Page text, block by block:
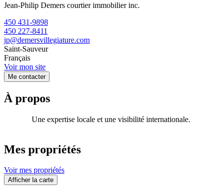
Jean-Philip Demers courtier immobilier inc.
450 431-9898
450 227-8411
jp@demersvillegiature.com
Saint-Sauveur
Français
Voir mon site
Me contacter
À propos
Une expertise locale et une visibilité internationale.
Mes propriétés
Voir mes propriétés
Afficher la carte